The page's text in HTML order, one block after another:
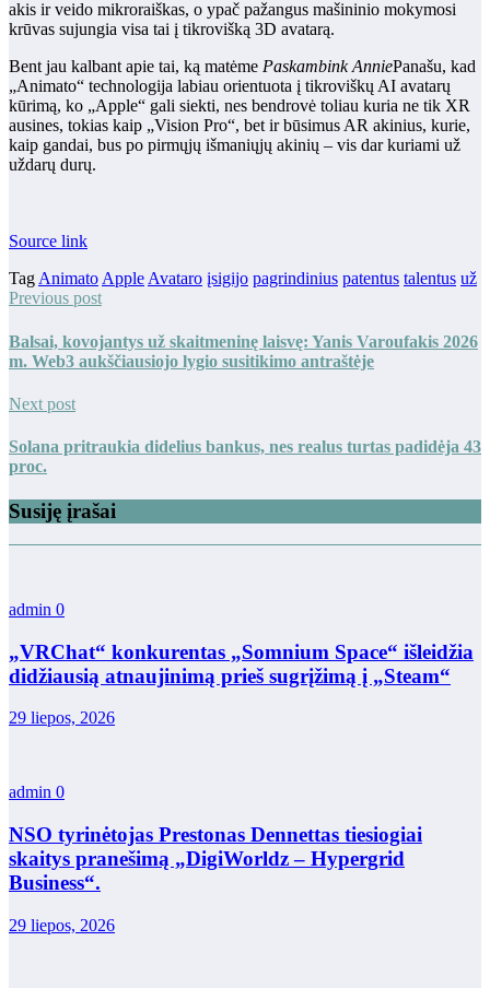
akis ir veido mikroraiškas, o ypač pažangus mašininio mokymosi
krūvas sujungia visa tai į tikrovišką 3D avatarą.
Bent jau kalbant apie tai, ką matėme Paskambink AnniePanašu, kad
„Animato“ technologija labiau orientuota į tikroviškų AI avatarų
kūrimą, ko „Apple“ gali siekti, nes bendrovė toliau kuria ne tik XR
ausines, tokias kaip „Vision Pro“, bet ir būsimus AR akinius, kurie,
kaip gandai, bus po pirmųjų išmaniųjų akinių – vis dar kuriami už
uždarų durų.
Source link
Tag Animato Apple Avataro įsigijo pagrindinius patentus talentus už
Previous post
Balsai, kovojantys už skaitmeninę laisvę: Yanis Varoufakis 2026
m. Web3 aukščiausiojo lygio susitikimo antraštėje
Next post
Solana pritraukia didelius bankus, nes realus turtas padidėja 43
proc.
Susiję įrašai
admin 0
„VRChat“ konkurentas „Somnium Space“ išleidžia
didžiausią atnaujinimą prieš sugrįžimą į „Steam“
29 liepos, 2026
admin 0
NSO tyrinėtojas Prestonas Dennettas tiesiogiai
skaitys pranešimą „DigiWorldz – Hypergrid
Business“.
29 liepos, 2026